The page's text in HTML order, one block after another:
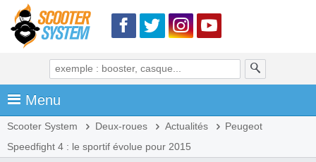
Menu
Scooter System Deux-roues Actualités
Peugeot
Speedfight 4 : le sportif évolue pour 2015